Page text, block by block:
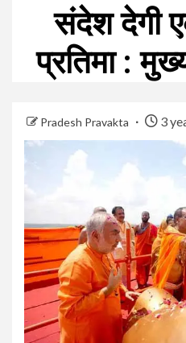
संदेश देगी
प्रतिमा :
Pradesh Pravakta 3